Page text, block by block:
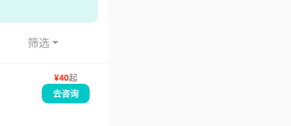
筛选
¥40起
去咨询